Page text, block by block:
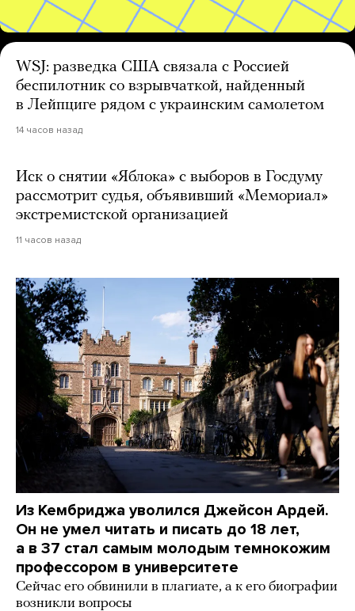
WSJ: разведка США связала с Россией
беспилотник со взрывчаткой, найденный
в Лейпциге рядом с украинским самолетом
14 часов назад
Иск о снятии «Яблока» с выборов в Госдуму
рассмотрит судья, объявивший «Мемориал»
экстремистской организацией
11 часов назад
Из Кембриджа уволился Джейсон Ардей.
Он не умел читать и писать до 18 лет,
а в 37 стал самым молодым темнокожим
профессором в университете
Сейчас его обвинили в плагиате, а к его биографии
возникли вопросы